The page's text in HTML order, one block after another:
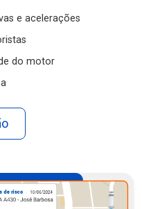
e acelerações
do motor